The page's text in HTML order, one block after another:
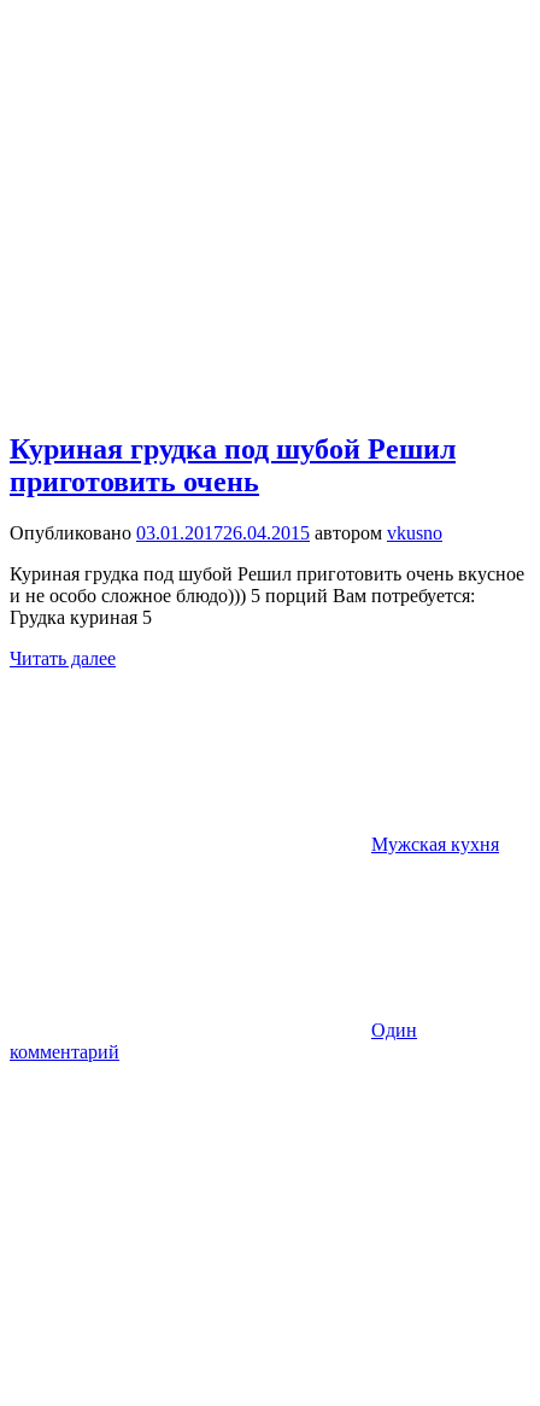
Куриная грудка под шубой Решил
приготовить очень
Опубликовано 03.01.201726.04.2015 автором vkusno
Куриная грудка под шубой Решил приготовить очень вкусное
и не особо сложное блюдо))) 5 порций Вам потребуется:
Грудка куриная 5
Читать далее
Мужская кухня
Один
комментарий